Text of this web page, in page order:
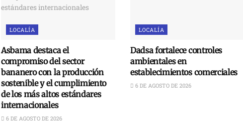
LOCALÍA
Asbama destaca el
compromiso del sector
bananero con la producción
sostenible y el cumplimiento
de los más altos estándares
internacionales
6 DE AGOSTO DE 2026
LOCALÍA
Dadsa fortalece controles
ambientales en
establecimientos comerciales
6 DE AGOSTO DE 2026